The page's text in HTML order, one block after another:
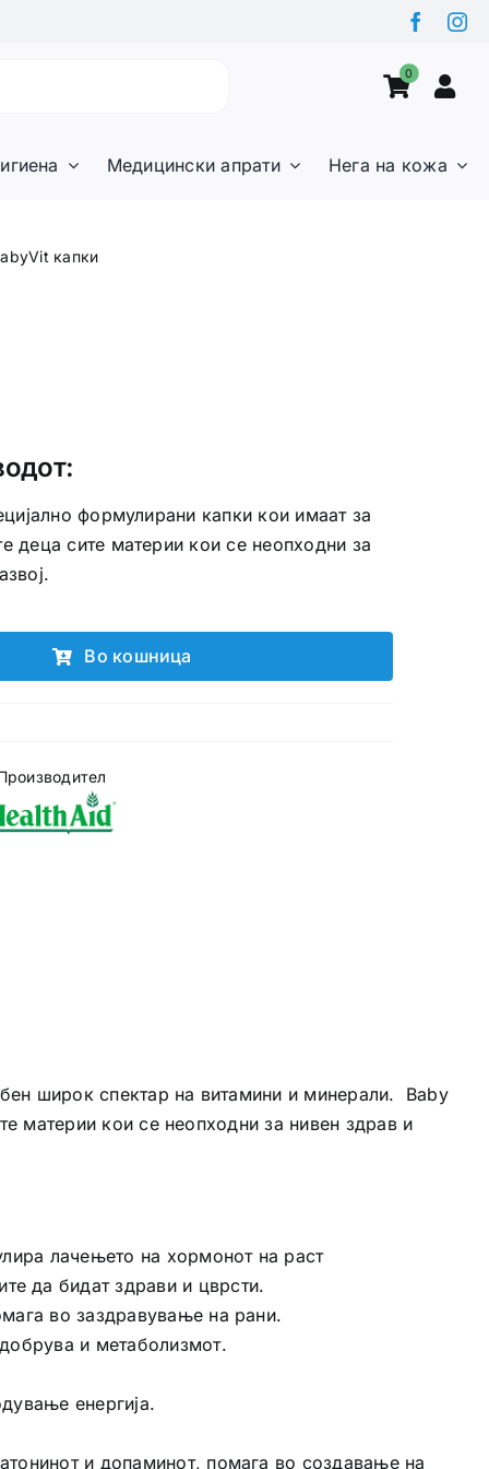
0
Медицински апрати Нега на кожа
капки
формулирани капки кои имаат за
деца сите материи кои се неопходни за
Во кошница
широк спектар на витамини и минерали. Baby
материи кои се неопходни за нивен здрав и
лачењето на хормонот на раст
да бидат здрави и цврсти.
во заздравување на рани.
и метаболизмот.
енергија.
и допаминот, помага во создавање на